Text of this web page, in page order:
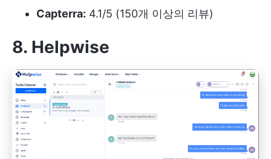
Capterra: 4.1/5 (150개 이상의 리뷰)
8. Helpwise